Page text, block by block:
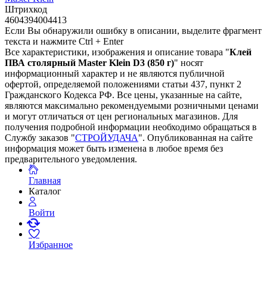
Штрихкод
4604394004413
Если Вы обнаружили ошибку в описании, выделите фрагмент
текста и нажмите Ctrl + Enter
Все характеристики, изображения и описание товара "Клей
ПВА столярный Master Klein D3 (850 г)" носят
информационный характер и не являются публичной
офертой, определяемой положениями статьи 437, пункт 2
Гражданского Кодекса РФ. Все цены, указанные на сайте,
являются максимально рекомендуемыми розничными ценами
и могут отличаться от цен региональных магазинов. Для
получения подробной информации необходимо обращаться в
Службу заказов "СТРОЙУДАЧА". Опубликованная на сайте
информация может быть изменена в любое время без
предварительного уведомления.
Главная
Каталог
Войти
Избранное